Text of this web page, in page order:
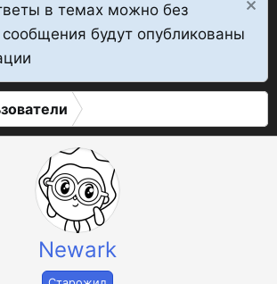
в темах можно без
сообщения будут опубликованы
Newark